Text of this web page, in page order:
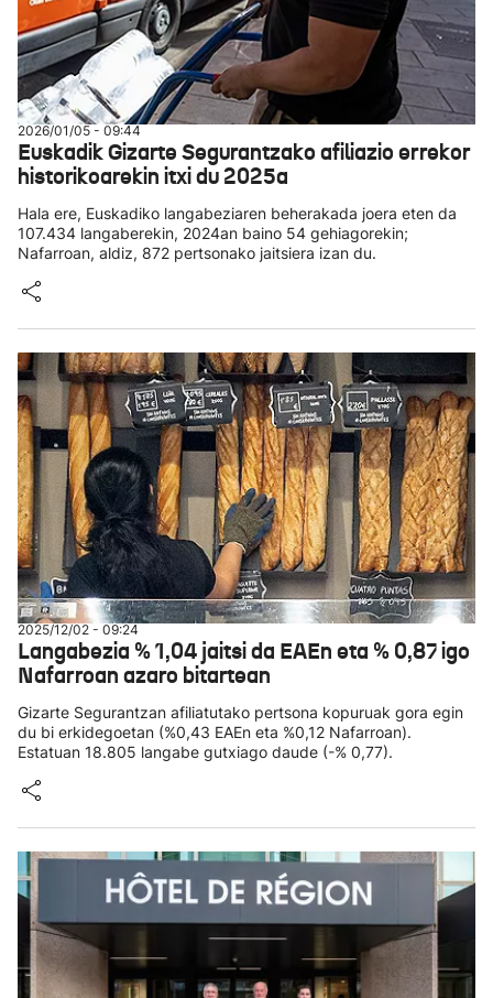
2026/01/05 - 09:44
Euskadik Gizarte Segurantzako afiliazio errekor
historikoarekin itxi du 2025a
Hala ere, Euskadiko langabeziaren beherakada joera eten da
107.434 langaberekin, 2024an baino 54 gehiagorekin;
Nafarroan, aldiz, 872 pertsonako jaitsiera izan du.
2025/12/02 - 09:24
Langabezia % 1,04 jaitsi da EAEn eta % 0,87 igo
Nafarroan azaro bitartean
Gizarte Segurantzan afiliatutako pertsona kopuruak gora egin
du bi erkidegoetan (%0,43 EAEn eta %0,12 Nafarroan).
Estatuan 18.805 langabe gutxiago daude (-% 0,77).